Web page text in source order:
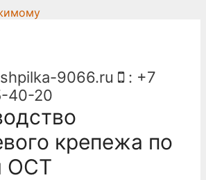
9066.ru : +7
40-20
крепежа по
ОСТ